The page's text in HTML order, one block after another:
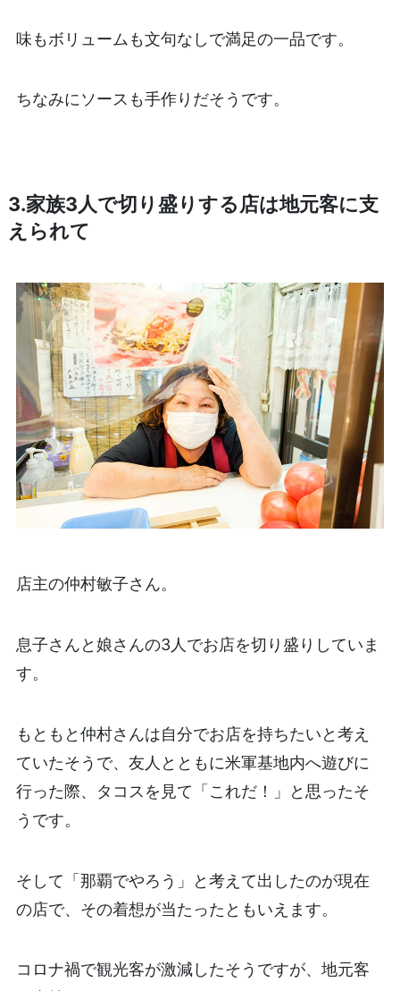
味もボリュームも文句なしで満足の一品です。
ちなみにソースも手作りだそうです。
3.家族3人で切り盛りする店は地元客に支
えられて
店主の仲村敏子さん。
息子さんと娘さんの3人でお店を切り盛りしていま
す。
もともと仲村さんは自分でお店を持ちたいと考え
ていたそうで、友人とともに米軍基地内へ遊びに
行った際、タコスを見て「これだ！」と思ったそ
うです。
そして「那覇でやろう」と考えて出したのが現在
の店で、その着想が当たったともいえます。
コロナ禍で観光客が激減したそうですが、地元客